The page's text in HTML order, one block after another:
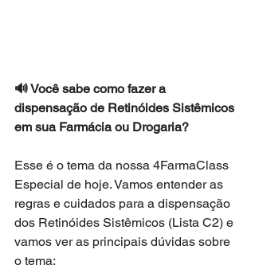
🔊 Você sabe como fazer a
dispensação de Retinóides Sistêmicos
em sua Farmácia ou Drogaria?
Esse é o tema da nossa 4FarmaClass
Especial de hoje. Vamos entender as
regras e cuidados para a dispensação
dos Retinóides Sistêmicos (Lista C2) e
vamos ver as principais dúvidas sobre
o tema: